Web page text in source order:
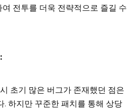
전투를 더욱 전략적으로 즐길 수
초기 많은 버그가 존재했던 점은
. 하지만 꾸준한 패치를 통해 상당